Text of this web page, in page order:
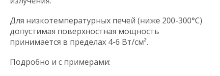
Для низкотемпературных печей (ниже 200-300°С)
допустимая поверхностная мощность
принимается в пределах 4-6 Вт/см².
Подробно и с примерами: